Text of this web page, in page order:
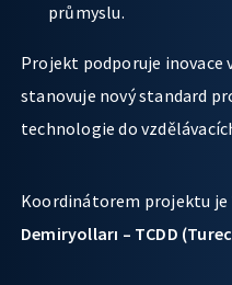
průmyslu.
Projekt podporuje inovace
stanovuje nový standard
technologie do
Koordinátorem projektu je
Demiryolları – TCDD